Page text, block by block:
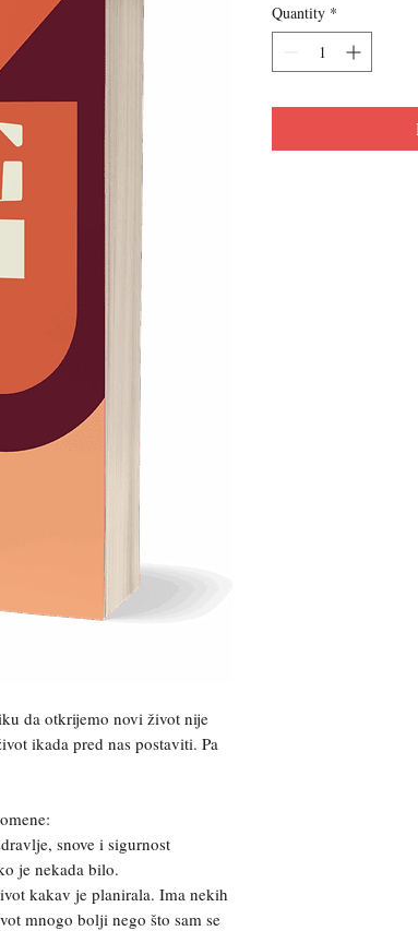
da otkrijemo novi život nije
ikada pred nas postaviti. Pa
snove i sigurnost
je nekada bilo.
kakav je planirala. Ima nekih
mnogo bolji nego što sam se
Quantity *